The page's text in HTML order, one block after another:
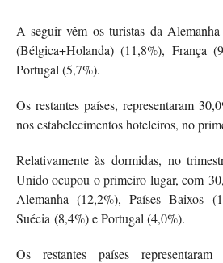
A seguir vêm os turistas da
(Bélgica+Holanda) (11,8%), França
Portugal (5,7%).
Os restantes países, representaram
nos estabelecimentos hoteleiros, no
Relativamente às dormidas, no
Unido ocupou o primeiro lugar, com
Alemanha (12,2%), Países Baixos
Suécia (8,4%) e Portugal (4,0%).
Os restantes países